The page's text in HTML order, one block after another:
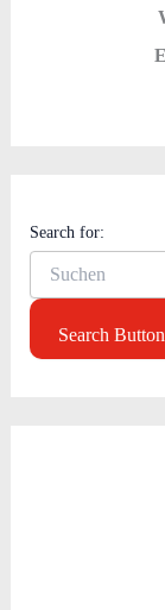
Search for:
Search Button